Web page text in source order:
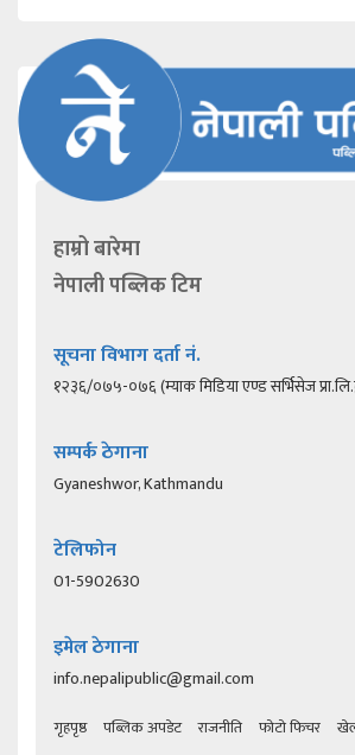
हाम्रो बारेमा
नेपाली पब्लिक टिम
सूचना विभाग दर्ता नं.
१२३६/०७५-०७६ (म्याक मिडिया एण्ड सर्भिसेज
सम्पर्क ठेगाना
Gyaneshwor, Kathmandu
टेलिफोन
01-5902630
इमेल ठेगाना
info.nepalipublic@gmail.com
गृहपृष्ठ पब्लिक अपडेट राजनीति फोटो फिचर